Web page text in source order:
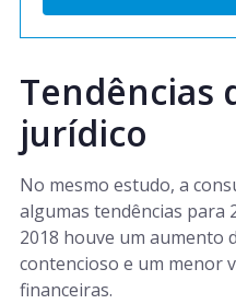
Tendências
jurídico
No mesmo estudo, a
algumas tendências para
2018 houve um aumento
contencioso e um menor
financeiras.